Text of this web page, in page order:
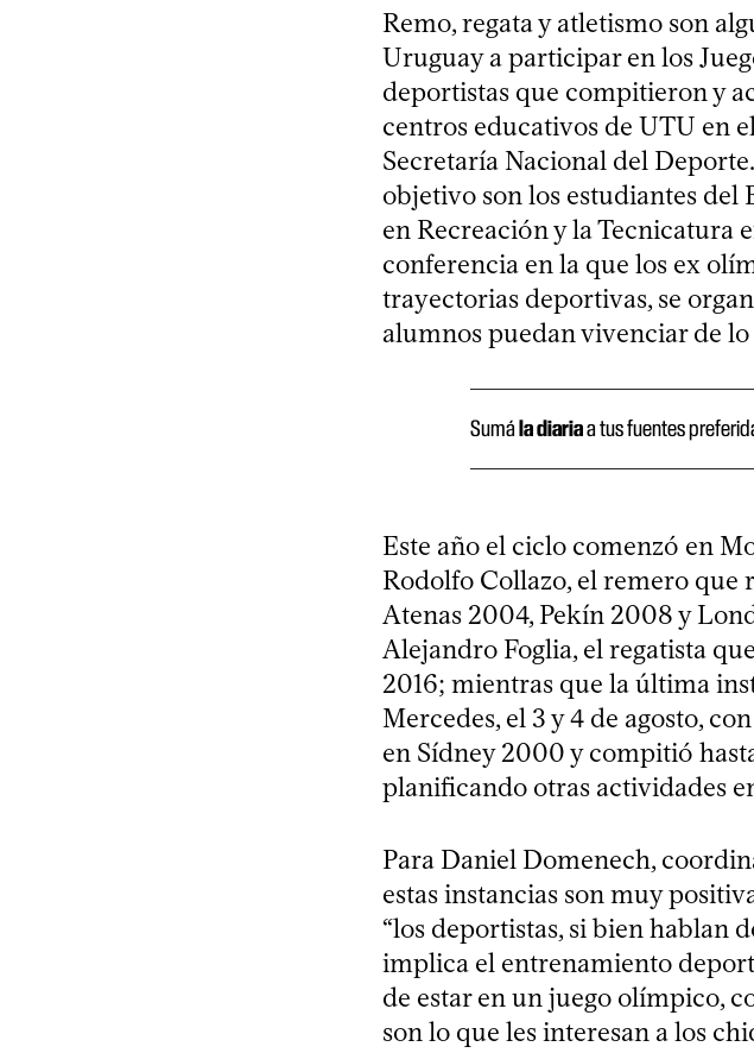
Remo, regata y atletismo son
Uruguay a participar en los
deportistas que compitieron y
centros educativos de UTU en
Secretaría Nacional del
objetivo son los estudiantes
en Recreación y la Tecnicatura
conferencia en la que los ex
trayectorias deportivas, se
alumnos puedan vivenciar de lo
Sumála diariaa tus fuentes
Este año el ciclo comenzó en
Rodolfo Collazo, el remero que
Atenas 2004, Pekín 2008 y
Alejandro Foglia, el regatista
2016; mientras que la última
Mercedes, el 3 y 4 de agosto,
en Sídney 2000 y compitió
planificando otras actividades
Para Daniel Domenech,
estas instancias son muy
“los deportistas, si bien hablan
implica el entrenamiento
de estar en un juego olímpico,
son lo que les interesan a los